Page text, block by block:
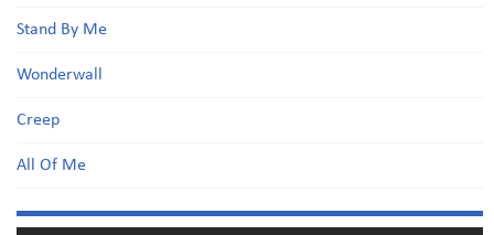
Stand By Me
Wonderwall
Creep
All Of Me